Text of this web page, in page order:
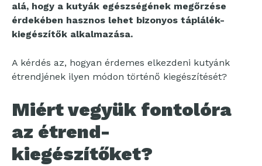
alá, hogy a kutyák egészségének megőrzése
érdekében hasznos lehet bizonyos táplálék-
kiegészítők alkalmazása.
A kérdés az, hogyan érdemes elkezdeni kutyánk
étrendjének ilyen módon történő kiegészítését?
Miért vegyük fontolóra
az étrend-
kiegészítőket?